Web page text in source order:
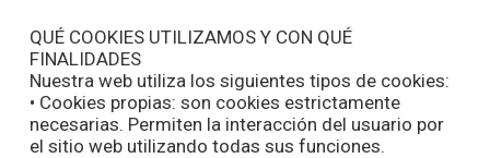
QUÉ COOKIES UTILIZAMOS Y CON QUÉ
FINALIDADES
Nuestra web utiliza los siguientes tipos de cookies:
• Cookies propias: son cookies estrictamente
necesarias. Permiten la interacción del usuario por
el sitio web utilizando todas sus funciones.